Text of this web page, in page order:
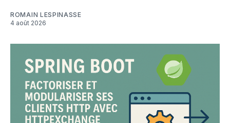
ROMAIN LESPINASSE
4 août 2026